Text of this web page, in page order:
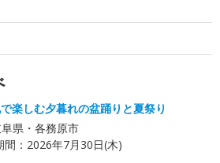
楽しむ夕暮れの盆踊りと夏祭り
県・各務原市
間： 2026年7月30日(木)